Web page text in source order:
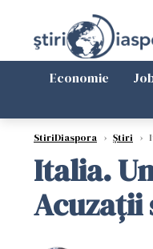
Economie
StiriDiaspora › Știri ›
Italia.